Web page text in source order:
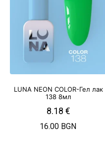
LUNA NEON COLOR-Гел лак
138 8мл
8.18 €
16.00 BGN